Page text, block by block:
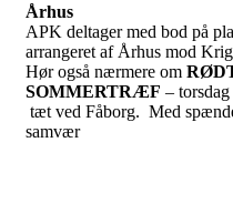
Århus
APK deltager med bod på
arrangeret af Århus mod
Hør også nærmere om
SOMMERTRÆF –
tæt ved Fåborg. Med
samvær